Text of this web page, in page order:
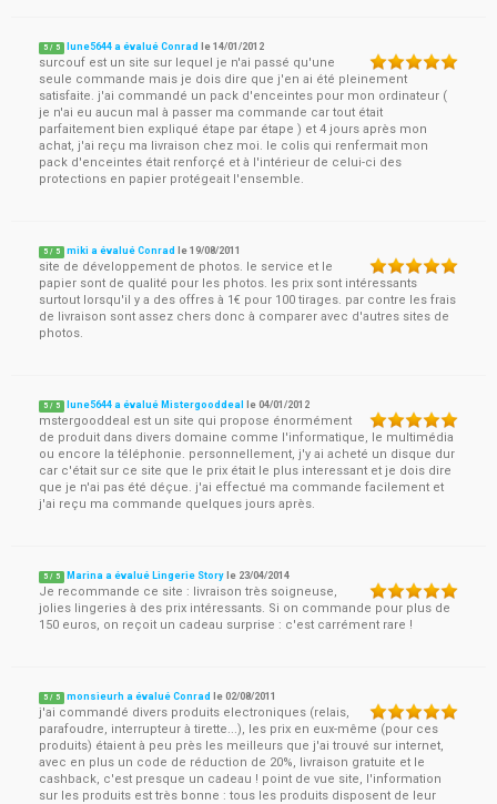
5 / 5 lune5644 a évalué Conrad le14/01/2012
surcouf est un site sur lequel je n'ai passé qu'une
seule commande mais je dois dire que j'en ai été pleinement
satisfaite. j'ai commandé un pack d'enceintes pour mon ordinateur (
je n'ai eu aucun mal à passer ma commande car tout était
parfaitement bien expliqué étape par étape ) et 4 jours après mon
achat, j'ai reçu ma livraison chez moi. le colis qui renfermait mon
pack d'enceintes était renforçé et à l'intérieur de celui-ci des
protections en papier protégeait l'ensemble.
5 / 5 miki a évalué Conrad le19/08/2011
site de développement de photos. le service et le
papier sont de qualité pour les photos. les prix sont intéressants
surtout lorsqu'il y a des offres à 1€ pour 100 tirages. par contre les frais
de livraison sont assez chers donc à comparer avec d'autres sites de
photos.
5 / 5 lune5644 a évalué Mistergooddeal le04/01/2012
mstergooddeal est un site qui propose énormément
de produit dans divers domaine comme l'informatique, le multimédia
ou encore la téléphonie. personnellement, j'y ai acheté un disque dur
car c'était sur ce site que le prix était le plus interessant et je dois dire
que je n'ai pas été déçue. j'ai effectué ma commande facilement et
j'ai reçu ma commande quelques jours après.
5 / 5 Marina a évalué Lingerie Story le 23/04/2014
Je recommande ce site : livraison très soigneuse,
jolies lingeries à des prix intéressants. Si on commande pour plus de
150 euros, on reçoit un cadeau surprise : c'est carrément rare !
5 / 5 monsieurh a évalué Conrad le02/08/2011
j'ai commandé divers produits electroniques (relais,
parafoudre, interrupteur à tirette...), les prix en eux-même (pour ces
produits) étaient à peu près les meilleurs que j'ai trouvé sur internet,
avec en plus un code de réduction de 20%, livraison gratuite et le
cashback, c'est presque un cadeau ! point de vue site, l'information
sur les produits est très bonne : tous les produits disposent de leur